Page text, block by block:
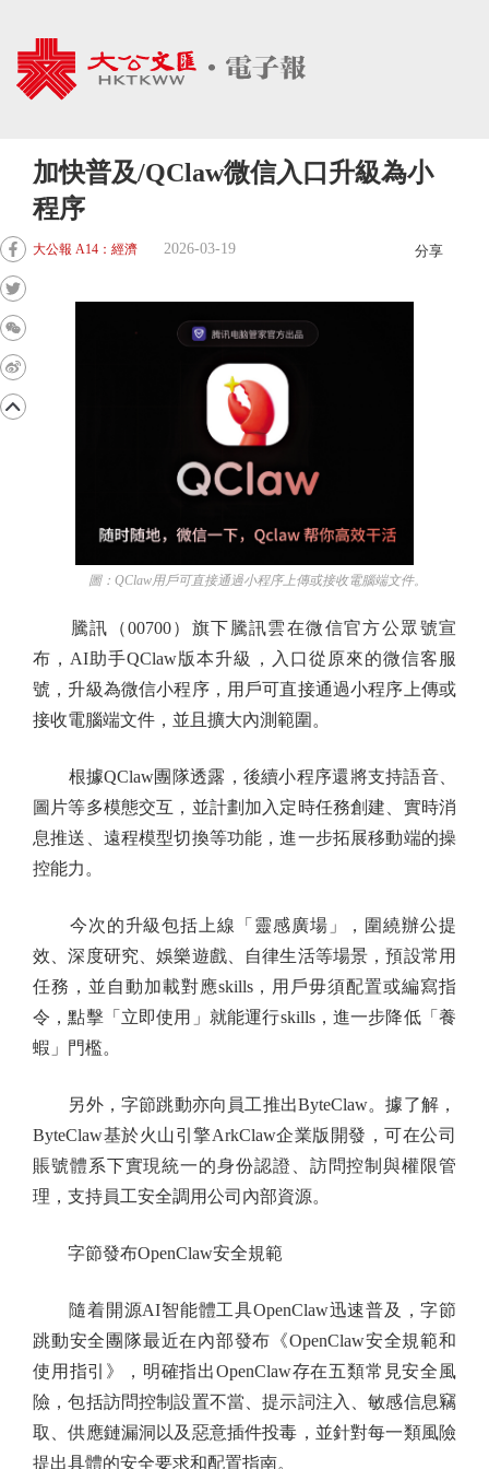
加快普及/QClaw微信入口升級為小
程序
大公報 A14：經濟 2026-03-19 分享
圖：QClaw用戶可直接通過小程序上傳或接收電腦端文件。
騰訊（00700）旗下騰訊雲在微信官方公眾號宣
布，AI助手QClaw版本升級，入口從原來的微信客服
號，升級為微信小程序，用戶可直接通過小程序上傳或
接收電腦端文件，並且擴大內測範圍。
根據QClaw團隊透露，後續小程序還將支持語音、
圖片等多模態交互，並計劃加入定時任務創建、實時消
息推送、遠程模型切換等功能，進一步拓展移動端的操
控能力。
今次的升級包括上線「靈感廣場」，圍繞辦公提
效、深度研究、娛樂遊戲、自律生活等場景，預設常用
任務，並自動加載對應skills，用戶毋須配置或編寫指
令，點擊「立即使用」就能運行skills，進一步降低「養
蝦」門檻。
另外，字節跳動亦向員工推出ByteClaw。據了解，
ByteClaw基於火山引擎ArkClaw企業版開發，可在公司
賬號體系下實現統一的身份認證、訪問控制與權限管
理，支持員工安全調用公司內部資源。
字節發布OpenClaw安全規範
隨着開源AI智能體工具OpenClaw迅速普及，字節
跳動安全團隊最近在內部發布《OpenClaw安全規範和
使用指引》，明確指出OpenClaw存在五類常見安全風
險，包括訪問控制設置不當、提示詞注入、敏感信息竊
取、供應鏈漏洞以及惡意插件投毒，並針對每一類風險
提出具體的安全要求和配置指南。